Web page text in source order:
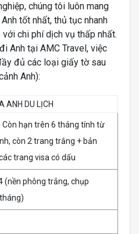
chúng tôi luôn mang
tốt nhất, thủ tục nhanh
chi phí dịch vụ thấp nhất.
Anh tại AMC Travel, việc
đủ các loại giấy tờ sau
Anh):
ANH DU LỊCH
Còn hạn trên 6 tháng tính từ
còn 2 trang trắng + bản
trang visa có dấu
(nền phông trắng, chụp